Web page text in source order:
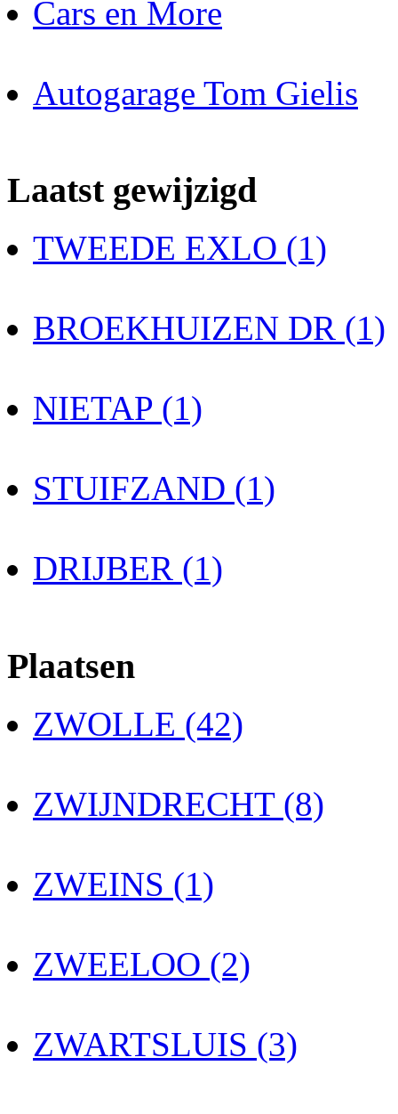
Cars en More
Autogarage Tom Gielis
Laatst gewijzigd
TWEEDE EXLO (1)
BROEKHUIZEN DR (1)
NIETAP (1)
STUIFZAND (1)
DRIJBER (1)
Plaatsen
ZWOLLE (42)
ZWIJNDRECHT (8)
ZWEINS (1)
ZWEELOO (2)
ZWARTSLUIS (3)